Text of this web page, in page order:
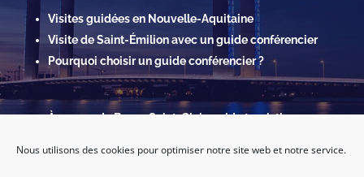
Nous utilisons des cookies pour optimiser notre site web et notre service.
Visites guidées en Nouvelle-Aquitaine
Visite de Saint-Émilion avec un guide conférencier
Pourquoi choisir un guide conférencier ?
À propos de Bruno Saint-Clair, guide touristique